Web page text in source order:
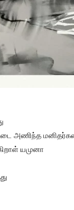
அணிந்த
யமுனா